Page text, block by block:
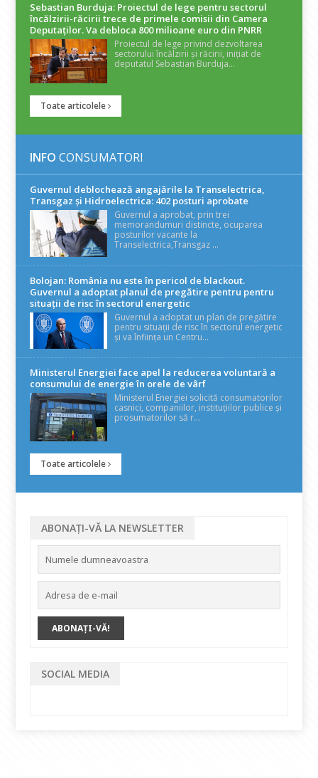
Sebastian Burduja: Proiectul de lege pentru sectorul
încălzirii-răcirii trece de primele comisii din Camera
Deputaților. Va debloca 800 milioane euro din PNRR
Proiectul de lege privind dezvoltarea
sectorului încălzirii și răcirii, inițiat de
deputatul Sebastian Burduja...
Toate articolele
INFO CONSUMATORI
Guvernul deblochează angajările la Transelectrica,
Transgaz și Hidroelectrica: 402 posturi aprobate
Guvernul a aprobat, prin trei
memorandumuri distincte, ocuparea
posturilor vacante la
Transelectrica,Transgaz ...
Bolojan: România nu este în pericol de blackout.
Guvernul a adoptat planul de pregătire pentru pentru
situații de risc în sectorul energetic
Guvernul a adoptat un plan de pregătire
pentru situații de risc în sectorul energetic
și va înființa un Centru...
Ministerul Energiei face apel la reducerea voluntară a
consumului de energie în orele de vârf
Ministerul Energiei solicită consumatorilor
casnici, companiilor, instituțiilor publice și
prosumatorilor să r...
Toate articolele
ABONAȚI-VĂ LA NEWSLETTER
SOCIAL MEDIA